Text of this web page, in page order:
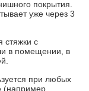
покрытия.
уже через 3
стяжки с
в помещении, в
при любых
(например,